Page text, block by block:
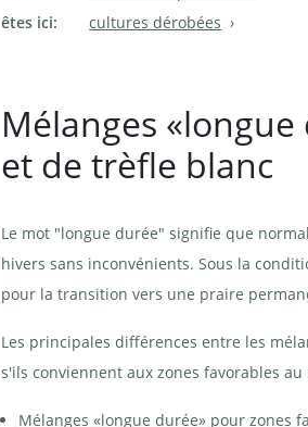
êtes ici:
cultures dérobées
Mélanges
et de trèfle blanc
Le mot "longue durée" signifie que
hivers sans inconvénients. Sous la
pour la transition vers une praire
Les principales différences entre les
s'ils conviennent aux zones favorables
Mélanges «longue durée» pour zones